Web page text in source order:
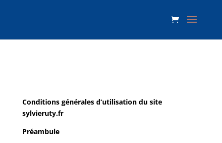
Conditions générales d’utilisation du site
sylvieruty.fr
Préambule